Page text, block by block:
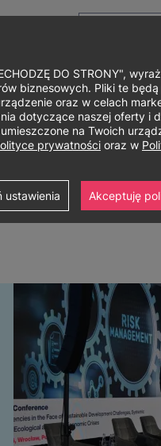
O
DO STRONY",
biznesowych. Pliki te
oraz w celach
dotyczące naszej oferty
na Twoich
prywatności oraz w
ustawienia Akceptuję